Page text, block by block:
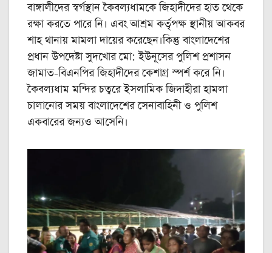
বাঙ্গালীদের স্বর্গস্থান কৈবল্যধামকে জিহাদীদের হাত থেকে
রক্ষা করতে পারে নি। এবং আশ্রম কর্তৃপক্ষ স্থানীয় আকবর
শাহ থানায় মামলা দায়ের করেছেন।কিন্তু বাংলাদেশের
প্রধান উপদেষ্টা সুদখোর মো: ইউনূসের পুলিশ প্রশাসন
জামাত-বিএনপির জিহাদীদের কেশাগ্র স্পর্শ করে নি।
কৈবল্যধাম মন্দির চত্বরে ইসলামিক জিদাহীরা হামলা
চালানোর সময় বাংলাদেশের সেনাবাহিনী ও পুলিশ
একবারের জন্যও আসেনি।